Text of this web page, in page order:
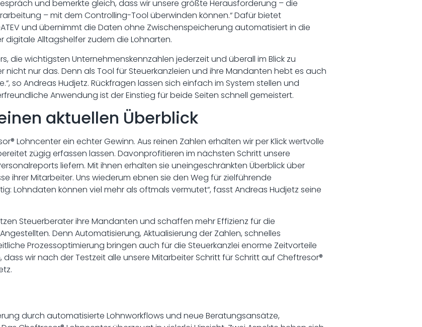
und bemerkte gleich, dass wir unsere größte Herausforderung – die
– mit dem Controlling-Tool überwinden können.“ Dafür bietet
und übernimmt die Daten ohne Zwischenspeicherung automatisiert in die
digitale Alltagshelfer zudem die Lohnarten.
die wichtigsten Unternehmenskennzahlen jederzeit und überall im Blick zu
nur das. Denn als Tool für Steuerkanzleien und ihre Mandanten hebt es auch
so Andreas Hudjetz. Rückfragen lassen sich einfach im System stellen und
Anwendung ist der Einstieg für beide Seiten schnell gemeistert.
aktuellen Überblick
Lohncenter ein echter Gewinn. Aus reinen Zahlen erhalten wir per Klick wertvolle
zügig erfassen lassen. Davonprofitieren im nächsten Schritt unsere
liefern. Mit ihnen erhalten sie uneingeschränkten Überblick über
ihrer Mitarbeiter. Uns wiederum ebnen sie den Weg für zielführende
Lohndaten können viel mehr als oftmals vermutet“, fasst Andreas Hudjetz seine
Steuerberater ihre Mandanten und schaffen mehr Effizienz für die
Denn Automatisierung, Aktualisierung der Zahlen, schnelles
Prozessoptimierung bringen auch für die Steuerkanzlei enorme Zeitvorteile
dass wir nach der Testzeit alle unsere Mitarbeiter Schritt für Schritt auf Cheftresor®
durch automatisierte Lohnworkflows und neue Beratungsansätze,